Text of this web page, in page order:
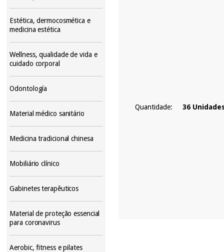
Estética, dermocosmética e
medicina estética
Wellness, qualidade de vida e
cuidado corporal
Odontología
Material médico sanitário
Medicina tradicional chinesa
Mobiliário clínico
Gabinetes terapêuticos
Material de proteção essencial
para coronavirus
Aerobic, fitness e pilates
Quantidade: 36